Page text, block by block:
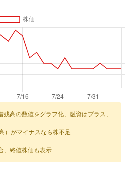
残高の数値をグラフ化、融資はプラス、
）がマイナスなら株不足
、終値株価も表示